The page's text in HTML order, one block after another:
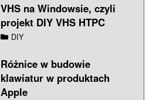
VHS na Windowsie, czyli
projekt DIY VHS HTPC
DIY
Różnice w budowie
klawiatur w produktach
Apple